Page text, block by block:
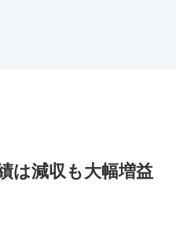
は減収も大幅増益